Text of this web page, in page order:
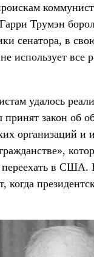
Трумэн
сенатора, в
использует все
удалось
закон об
организаций
в США.